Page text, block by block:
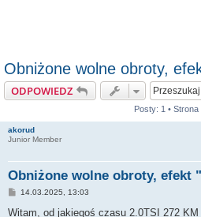
Obniżone wolne obroty,
ODPOWIEDZ
Posty: 1 • Strona
akorud
Junior Member
Obniżone wolne obroty, efekt
P
s
14.03.2025, 13:03
Witam, od jakiegoś czasu 2.0TSI 272